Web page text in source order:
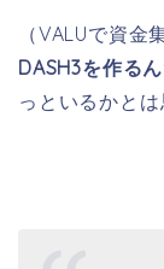
（VALUで資
DASH3を作る
っといるかと